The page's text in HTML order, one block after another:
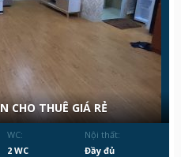
CHO THUÊ GIÁ RẺ
WC:
2 WC
Nội thất:
Đầy đủ